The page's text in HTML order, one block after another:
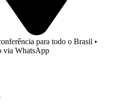
para todo o Brasil •
via WhatsApp